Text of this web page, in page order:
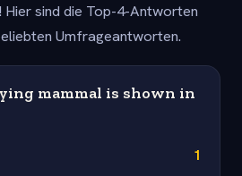
sind die Top-4-Antworten
Umfrageantworten.
mammal is shown in
1